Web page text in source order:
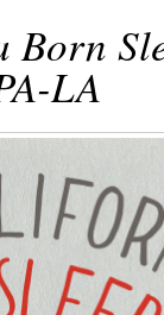
Born
LA